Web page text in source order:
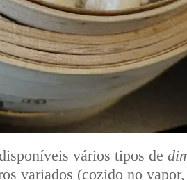
vários tipos de
variados (cozido no